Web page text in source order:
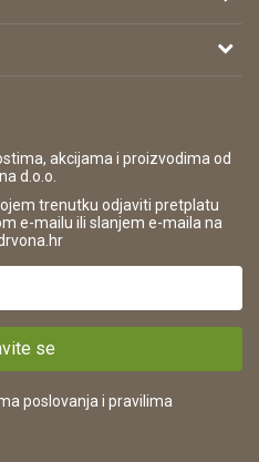
raskid ugovora
akcijama i proizvodima od
d.o.o.
trenutku odjaviti pretplatu
e-mailu ili slanjem e-maila na
se
poslovanja i pravilima